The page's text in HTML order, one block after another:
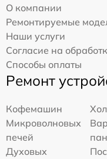
О компании
Ремонтируемые
Наши услуги
Согласие на
Способы оплаты
Ремонт
Кофемашин
Микроволновых
печей
Духовых